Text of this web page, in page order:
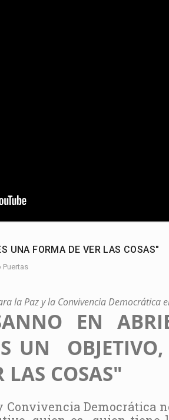
UNA FORMA DE VER LAS COSAS"
Puertas
la Paz y la Convivencia Democrática
EN
UN
LAS COSAS"
Convivencia Democrática